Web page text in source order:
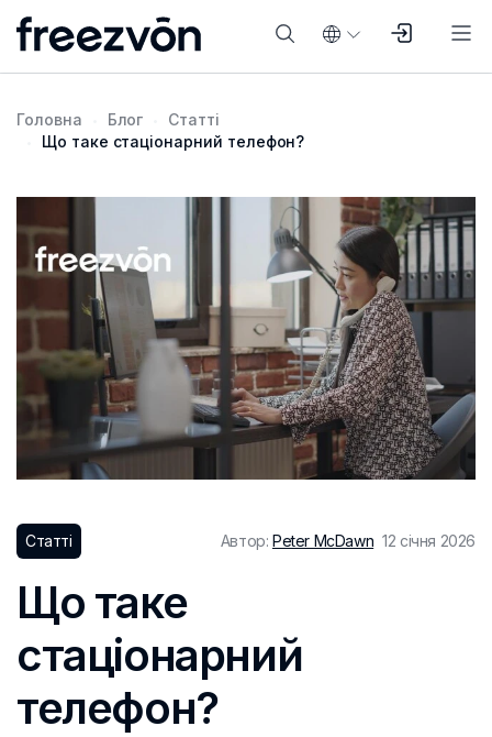
Головна Блог
Статті
Що таке стаціонарний телефон?
Статті Автор: Peter McDawn 12 січня 2026
Що таке
стаціонарний
телефон?